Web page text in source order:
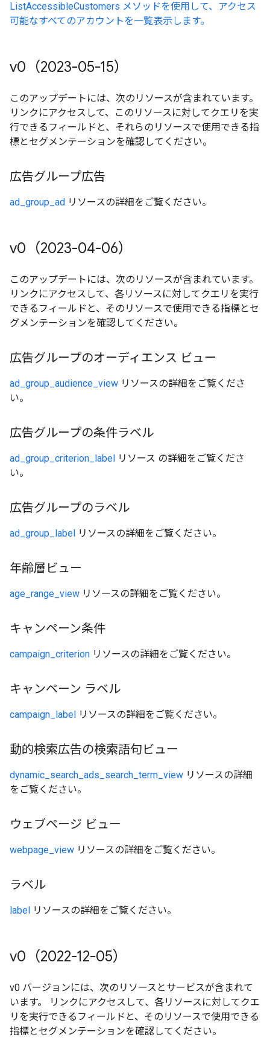
ListAccessibleCustomers メソッドを使用して、アクセス
可能なすべてのアカウントを一覧表示します。
v0（2023-05-15）
このアップデートには、次のリソースが含まれています。
リンクにアクセスして、このリソースに対してクエリを実
行できるフィールドと、それらのリソースで使用できる指
標とセグメンテーションを確認してください。
広告グループ広告
ad_group_ad リソースの詳細をご覧ください。
v0（2023-04-06）
このアップデートには、次のリソースが含まれています。
リンクにアクセスして、各リソースに対してクエリを実行
できるフィールドと、そのリソースで使用できる指標とセ
グメンテーションを確認してください。
広告グループのオーディエンス ビュー
ad_group_audience_view リソースの詳細をご覧くださ
い。
広告グループの条件ラベル
ad_group_criterion_label リソース の詳細をご覧くださ
い。
広告グループのラベル
ad_group_label リソースの詳細をご覧ください。
年齢層ビュー
age_range_view リソースの詳細をご覧ください。
キャンペーン条件
campaign_criterion リソースの詳細をご覧ください。
キャンペーン ラベル
campaign_label リソースの詳細をご覧ください。
動的検索広告の検索語句ビュー
dynamic_search_ads_search_term_view リソースの詳細
をご覧ください。
ウェブページ ビュー
webpage_view リソースの詳細をご覧ください。
ラベル
label リソースの詳細をご覧ください。
v0（2022-12-05）
v0 バージョンには、次のリソースとサービスが含まれて
います。 リンクにアクセスして、各リソースに対してクエ
リを実行できるフィールドと、そのリソースで使用できる
指標とセグメンテーションを確認してください。